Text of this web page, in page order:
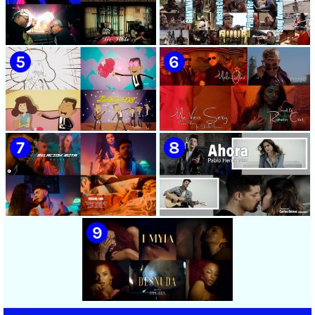
🟡 Chacal - ¨No Volveré¨ -
Videoclip - Dirección: Adrián
Sánchez Ávila
🟡 Adrián Berazaín & Luna
Manzanares - ¨Ya es
después¨ - Videoclip -
Dirección: Lester Hamlet
🟡 Sweet Lizzy Project -
¨Nothing Lasts¨ - Videoclip -
Dirección: Víctor Vinuesa
(Vitiko)
🟡 75 Artistas Cubanos
¨Guantanamera¨ - Playing
For Change - Song Around
The World
🟡 Zafiros - ¨Un nombre de
mujer¨ - Proyecto Anima
EGREM - Videoclip Animado
- Dirección: Landy García
🟡 Máxima Alerta & Eduardo
Antonio - ¨Me veo sexy¨ -
Videoclip - Dirección:
Ramón Cruz
🟡 Naldo - ¨Relación rota¨ 📺
Videoclip - 🎬 Director: Visual
EME
🟡 Pablo Hernández -
¨Ahora¨ 📺 Videoclip - 🎬
Director: Carlos Gómez